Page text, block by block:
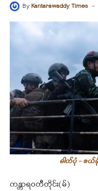
ByKantarawaddy Times -
ဓါတ်ပုံ - ဖယ်
ကန္တာရဝတီတိုင်း(မ်)